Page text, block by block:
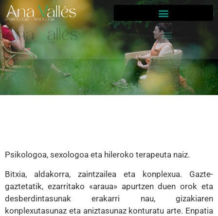
Psikologoa, sexologoa eta hileroko terapeuta naiz.
Bitxia, aldakorra, zaintzailea eta konplexua. Gazte-
gaztetatik, ezarritako «araua» apurtzen duen orok eta
desberdintasunak erakarri nau, gizakiaren
konplexutasunaz eta aniztasunaz konturatu arte. Enpatia